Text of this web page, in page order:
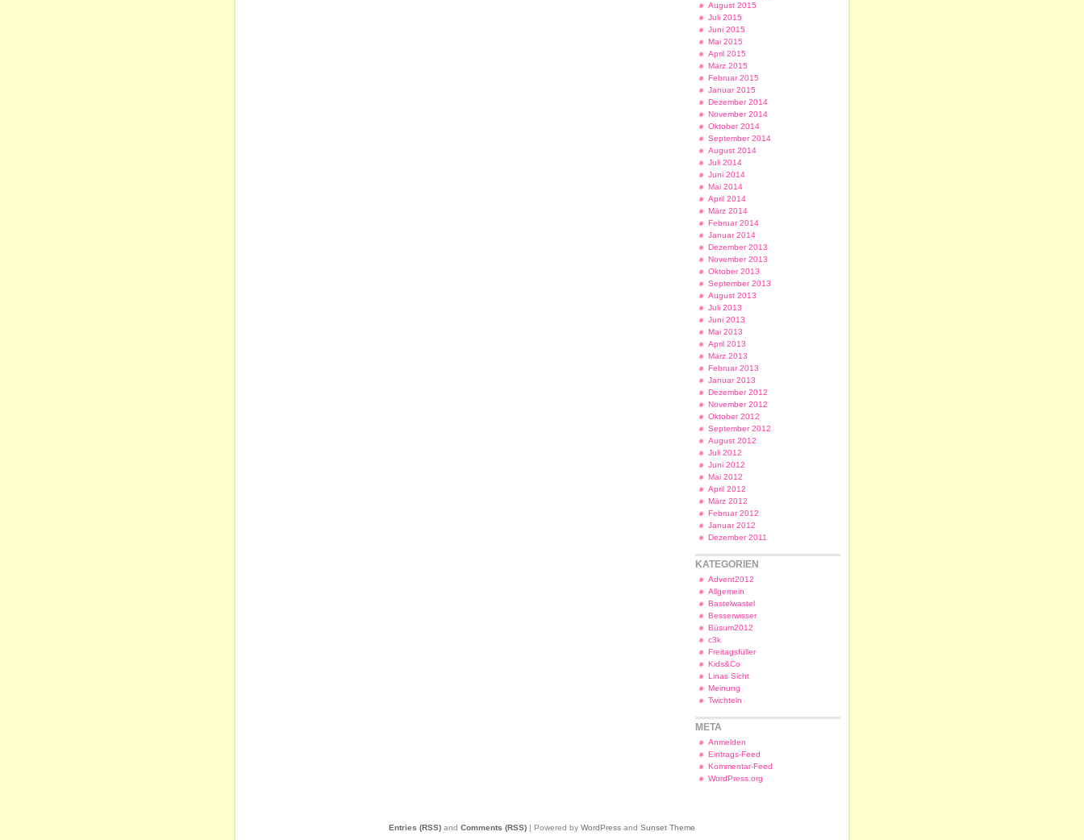
August 2015
Juli 2015
Juni 2015
Mai 2015
April 2015
März 2015
Februar 2015
Januar 2015
Dezember 2014
November 2014
Oktober 2014
September 2014
August 2014
Juli 2014
Juni 2014
Mai 2014
April 2014
März 2014
Februar 2014
Januar 2014
Dezember 2013
November 2013
Oktober 2013
September 2013
August 2013
Juli 2013
Juni 2013
Mai 2013
April 2013
März 2013
Februar 2013
Januar 2013
Dezember 2012
November 2012
Oktober 2012
September 2012
August 2012
Juli 2012
Juni 2012
Mai 2012
April 2012
März 2012
Februar 2012
Januar 2012
Dezember 2011
KATEGORIEN
Advent2012
Allgemein
Bastelwastel
Besserwisser
Büsum2012
c3k
Freitagsfüller
Kids&Co
Linas Sicht
Meinung
Twichteln
META
Anmelden
Eintrags-Feed
Kommentar-Feed
WordPress.org
Entries (RSS) and Comments (RSS) | Powered by WordPress and Sunset Theme